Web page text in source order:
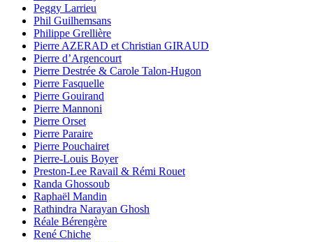
Peggy Larrieu
Phil Guilhemsans
Philippe Grellière
Pierre AZERAD et Christian GIRAUD
Pierre d’Argencourt
Pierre Destrée & Carole Talon-Hugon
Pierre Fasquelle
Pierre Gouirand
Pierre Mannoni
Pierre Orset
Pierre Paraire
Pierre Pouchairet
Pierre-Louis Boyer
Preston-Lee Ravail & Rémi Rouet
Randa Ghossoub
Raphaël Mandin
Rathindra Narayan Ghosh
Réale Bérengère
René Chiche